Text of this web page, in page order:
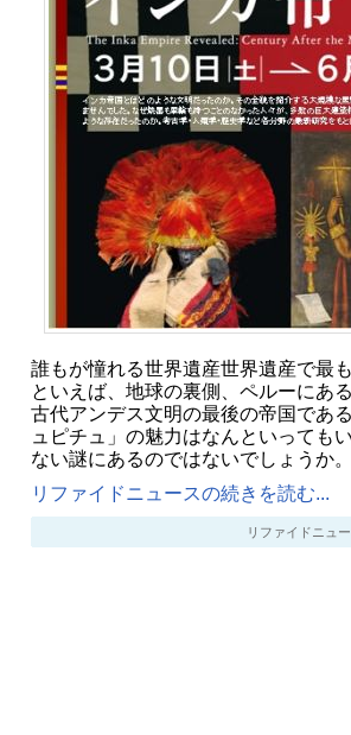
誰もが憧れる世界遺産世界遺産で最
といえば、地球の裏側、ペルーにあ
古代アンデス文明の最後の帝国であ
ュピチュ」の魅力はなんといっても
ない謎にあるのではないでしょうか
リファイドニュースの続きを読む...
リファイドニュー